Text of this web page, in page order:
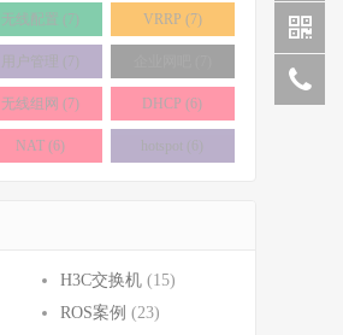
无线配置 (7) VRRP (7)
用户管理 (7)
无线组网 (7) DHCP (6)
NAT (6) hotspot (6)
H3C交换机 (15)
ROS案例 (23)